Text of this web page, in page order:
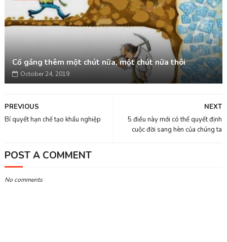
Cố gắng thêm một chút nữa, một chút nữa thôi
October 24, 2019
NEXT
5 điều này mới có thể quyết định
cuộc đời sang hèn của chúng ta
PREVIOUS
Bí quyết hạn chế tạo khẩu nghiệp
POST A COMMENT
No comments